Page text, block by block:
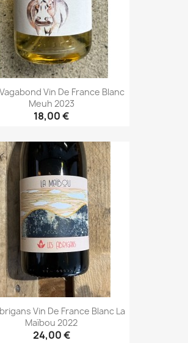
Vin De France Blanc
Meuh 2023
18,00 €
Vin De France Blanc La
Maïbou 2022
24,00 €